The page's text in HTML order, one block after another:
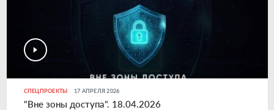
СПЕЦПРОЕКТЫ 17 АПРЕЛЯ 2026
"Вне зоны доступа". 18.04.2026